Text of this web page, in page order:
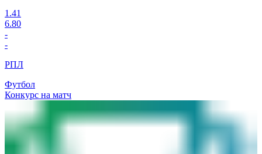
1.41
6.80
-
-
РПЛ
Футбол
Конкурс на матч